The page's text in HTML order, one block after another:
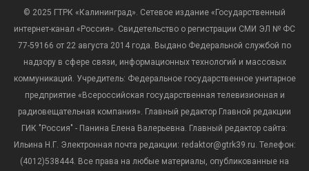
© 2025 ГТРК «Калининград». Сетевое издание «Государственный
интернет-канал «Россия». Свидетельство о регистрации СМИ ЭЛ № ФС
77-59166 от 22 августа 2014 года. Выдано Федеральной службой по
надзору в сфере связи, информационных технологий и массовых
коммуникаций. Учредитель: Федеральное государственное унитарное
предприятие «Всероссийская государственная телевизионная и
радиовещательная компания». Главный редактор Главной редакции
ГИК "Россия" - Панина Елена Валерьевна. Главный редактор сайта:
Ильина Н.Г. Электронная почта редакции: redaktor@gtrk39.ru. Телефон:
(4012)538444. Все права на любые материалы, опубликованные на